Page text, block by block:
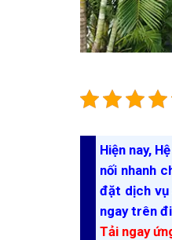
Hiện nay,
nối nhanh
đặt dịch vụ
ngay trên
Tải ngay